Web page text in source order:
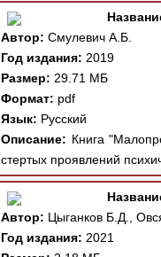
Автор: Смулевич А.Б.
Год издания: 2019
Размер: 29.71 МБ
Формат: pdf
Язык: Русский
Описание: Книга
стертых проявлений
Автор: Цыганков Б.Д.,
Год издания: 2021